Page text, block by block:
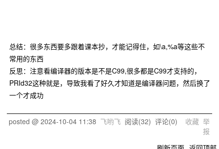
总结：很多东西要多跟着课本抄，才能记得住，如\a,%a等这些不
常用的东西
反思：注意看编译器的版本是不是C99,很多都是C99才支持的，
PRId32这种就是，导致我看了好久才知道是编译器问题，然后换了
一个才成功
posted @ 2024-10-04 11:38 飞哟飞 阅读(32) 评论(0) 收藏 举
报